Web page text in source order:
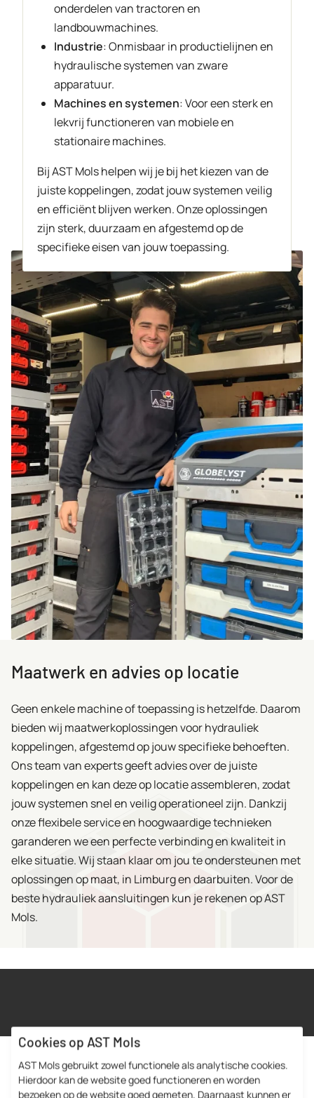
onderdelen van tractoren en
landbouwmachines.
Industrie: Onmisbaar in productielijnen en
hydraulische systemen van zware
apparatuur.
Machines en systemen: Voor een sterk en
lekvrij functioneren van mobiele en
stationaire machines.
Bij AST Mols helpen wij je bij het kiezen van de
juiste koppelingen, zodat jouw systemen veilig
en efficiënt blijven werken. Onze oplossingen
zijn sterk, duurzaam en afgestemd op de
specifieke eisen van jouw toepassing.
Maatwerk en advies op locatie
Geen enkele machine of toepassing is hetzelfde. Daarom
bieden wij maatwerkoplossingen voor hydrauliek
koppelingen, afgestemd op jouw specifieke behoeften.
Ons team van experts geeft advies over de juiste
koppelingen en kan deze op locatie assembleren, zodat
jouw systemen snel en veilig operationeel zijn. Dankzij
onze flexibele service en hoogwaardige technieken
garanderen we een perfecte verbinding en kwaliteit in
elke situatie. Wij staan klaar om jou te ondersteunen met
oplossingen op maat, in Limburg en daarbuiten. Voor de
beste hydrauliek aansluitingen kun je rekenen op AST
Mols.
Onderhoud en reparatie van hydrauliek
Cookies op AST Mols
AST Mols gebruikt zowel functionele als analytische cookies.
Hierdoor kan de website goed functioneren en worden
bezoeken op de website goed gemeten. Daarnaast kunnen er